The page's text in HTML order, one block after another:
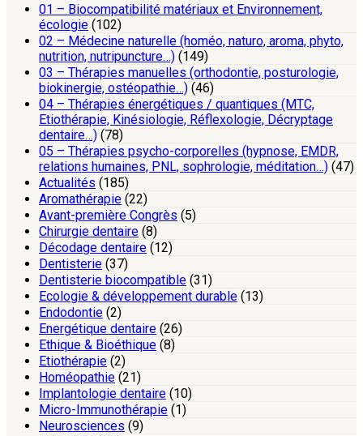
01 – Biocompatibilité matériaux et Environnement,
écologie (102)
02 – Médecine naturelle (homéo, naturo, aroma, phyto,
nutrition, nutripuncture…) (149)
03 – Thérapies manuelles (orthodontie, posturologie,
biokinergie, ostéopathie…) (46)
04 – Thérapies énergétiques / quantiques (MTC,
Etiothérapie, Kinésiologie, Réflexologie, Décryptage
dentaire…) (78)
05 – Thérapies psycho-corporelles (hypnose, EMDR,
relations humaines, PNL, sophrologie, méditation…) (47)
Actualités (185)
Aromathérapie (22)
Avant-première Congrès (5)
Chirurgie dentaire (8)
Décodage dentaire (12)
Dentisterie (37)
Dentisterie biocompatible (31)
Ecologie & développement durable (13)
Endodontie (2)
Energétique dentaire (26)
Ethique & Bioéthique (8)
Etiothérapie (2)
Homéopathie (21)
Implantologie dentaire (10)
Micro-Immunothérapie (1)
Neurosciences (9)